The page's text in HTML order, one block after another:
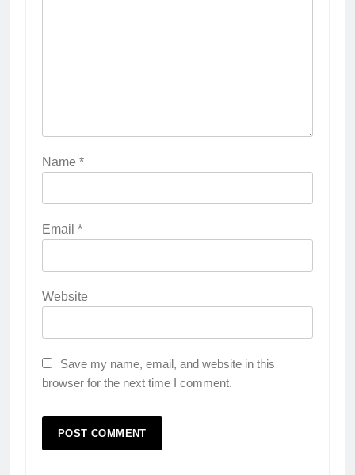
Name *
Email *
Website
Save my name, email, and website in this
browser for the next time I comment.